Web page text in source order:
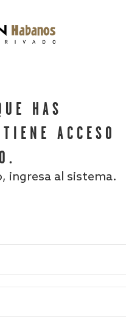
HAS
ACCESO
ingresa al sistema.